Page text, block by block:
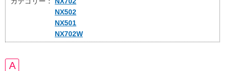
NX502
NX501
NX702W